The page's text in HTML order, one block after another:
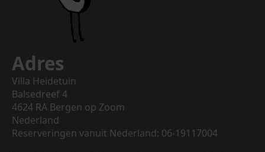
Adres
Villa Heidetuin
Balsedreef 4
4624 RA Bergen op Zoom
Nederland
Reserveringen vanuit Nederland: 06-19117004